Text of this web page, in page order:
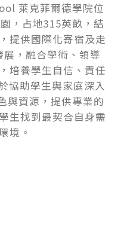
萊克菲爾德學院位
，占地315英畝，結
提供國際化寄宿及走
，融合學術、領導
培養學生自信、責任
協助學生與家庭深入
資源，提供專業的
生找到最契合自身需
境。